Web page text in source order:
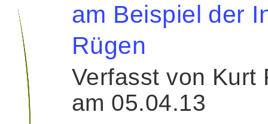
am Beispiel der
Rügen
Verfasst von Kurt
am 05.04.13